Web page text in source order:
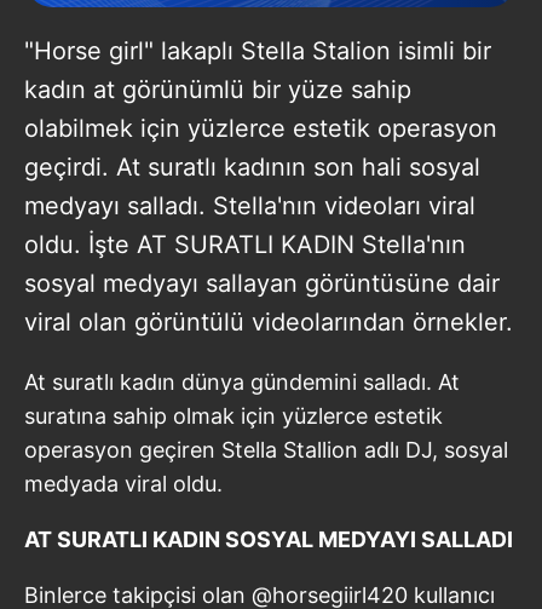
"Horse girl" lakaplı Stella Stalion isimli bir
kadın at görünümlü bir yüze sahip
olabilmek için yüzlerce estetik operasyon
geçirdi. At suratlı kadının son hali sosyal
medyayı salladı. Stella'nın videoları viral
oldu. İşte AT SURATLI KADIN Stella'nın
sosyal medyayı sallayan görüntüsüne dair
viral olan görüntülü videolarından örnekler.
At suratlı kadın dünya gündemini salladı. At
suratına sahip olmak için yüzlerce estetik
operasyon geçiren Stella Stallion adlı DJ, sosyal
medyada viral oldu.
AT SURATLI KADIN SOSYAL MEDYAYI SALLADI
Binlerce takipçisi olan @horsegiirl420 kullanıcı